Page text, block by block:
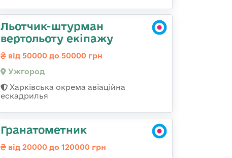
Льотчик-штурман
вертольоту екіпажу
від 50000 до 50000 грн
Ужгород
Харківська окрема авіаційна
ескадрилья
Гранатометник
від 20000 до 120000 грн